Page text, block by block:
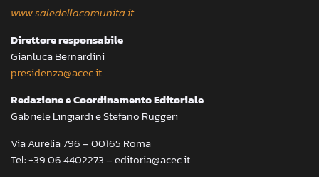
www.saledellacomunita.it
Direttore responsabile
Gianluca Bernardini
presidenza@acec.it
Redazione e Coordinamento Editoriale
Gabriele Lingiardi e Stefano Ruggeri
Via Aurelia 796 – 00165 Roma
Tel: +39.06.4402273 – editoria@acec.it